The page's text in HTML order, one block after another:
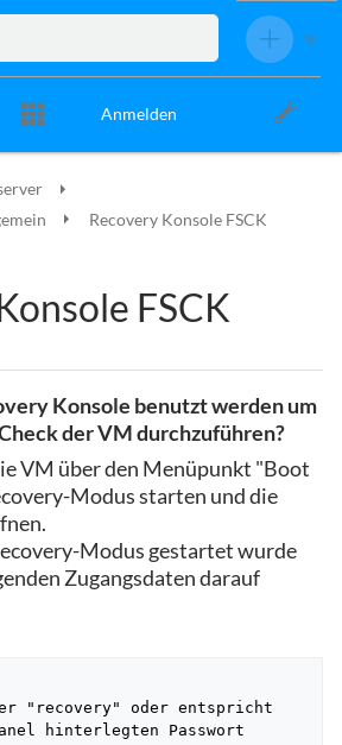
Anmelden
Recovery Konsole FSCK
FSCK
Konsole benutzt werden um
der VM durchzuführen?
VM über den Menüpunkt "Boot
Modus starten und die
Modus gestartet wurde
Zugangsdaten darauf
"recovery" oder entspricht
hinterlegten Passwort